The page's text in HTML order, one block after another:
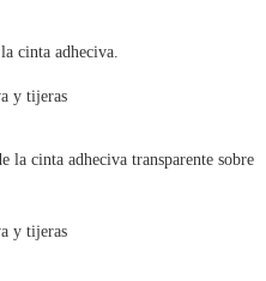
cinta adheciva.
la cinta adheciva transparente sobre